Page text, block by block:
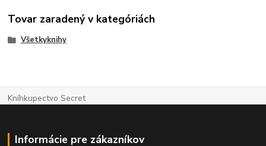
Tovar zaradený v kategóriách
Všetkyknihy
Kníhkupectvo Secret
Informácie pre zákazníkov